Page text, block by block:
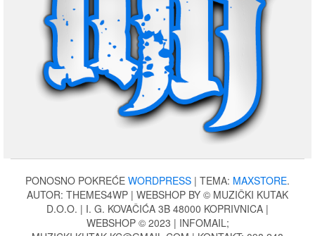
PONOSNO POKREĆE WORDPRESS | TEMA: MAXSTORE.
AUTOR: THEMES4WP | WEBSHOP BY © MUZIČKI KUTAK
D.O.O. | I. G. KOVAČIĆA 3B 48000 KOPRIVNICA |
WEBSHOP © 2023 | INFOMAIL;